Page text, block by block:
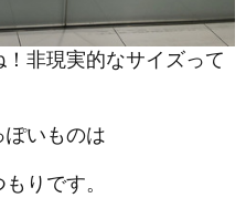
非現実的なサイズって
ぽいものは
りです。